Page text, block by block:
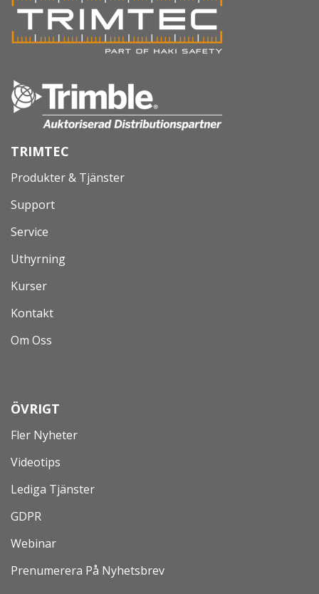
TRIMTEC
Produkter & Tjänster
Support
Service
Uthyrning
Kurser
Kontakt
Om Oss
ÖVRIGT
Fler Nyheter
Videotips
Lediga Tjänster
GDPR
Webinar
Prenumerera På Nyhetsbrev